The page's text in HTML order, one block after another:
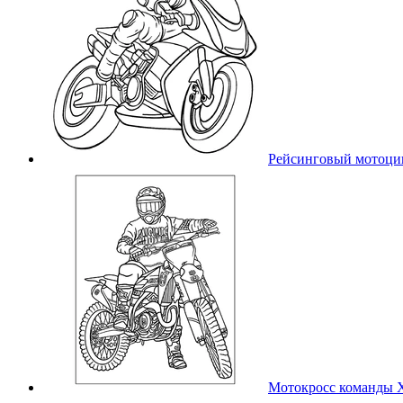
Рейсинговый
Мотокросс команды